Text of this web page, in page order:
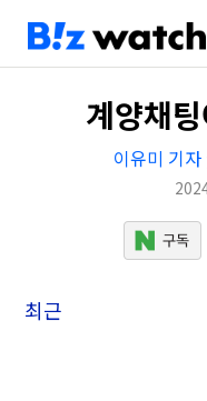
계양채
이유미 기자
최근